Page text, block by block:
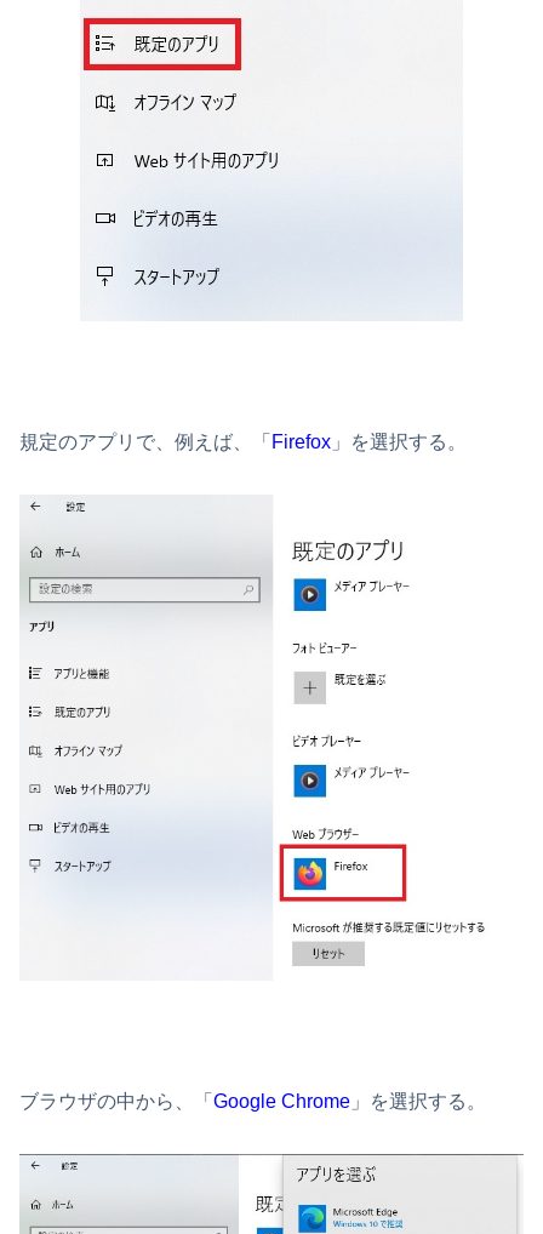
規定のアプリで、例えば、「 Firefox 」を選択する。
ブラウザの中から、「 Google Chrome 」を選択する。